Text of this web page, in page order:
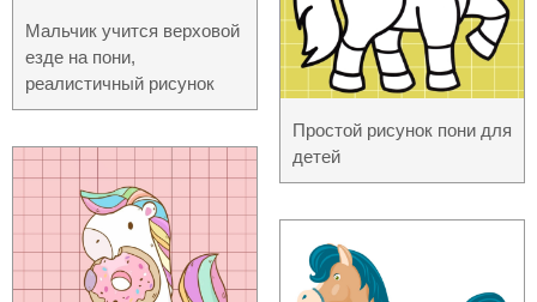
Мальчик учится верховой
езде на пони,
реалистичный рисунок
Простой рисунок пони для
детей